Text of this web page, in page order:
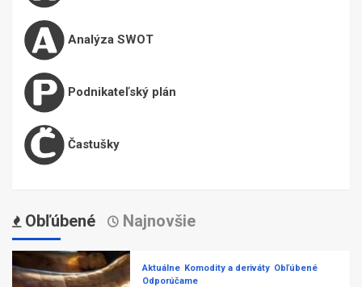
Analýza SWOT
Podnikateľský plán
Častušky
Obľúbené Najnovšie
Aktuálne Komodity a deriváty Obľúbené
Odporúčame